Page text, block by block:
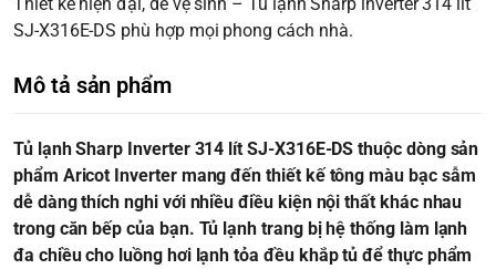
SJ-X316E-DS phù hợp mọi phong cách nhà.
Mô tả sản phẩm
Tủ lạnh Sharp Inverter 314 lít SJ-X316E-DS thuộc dòng sản
phẩm Aricot Inverter mang đến thiết kế tông màu bạc sẫm
dễ dàng thích nghi với nhiều điều kiện nội thất khác nhau
trong căn bếp của bạn. Tủ lạnh trang bị hệ thống làm lạnh
đa chiều cho luồng hơi lạnh tỏa đều khắp tủ để thực phẩm